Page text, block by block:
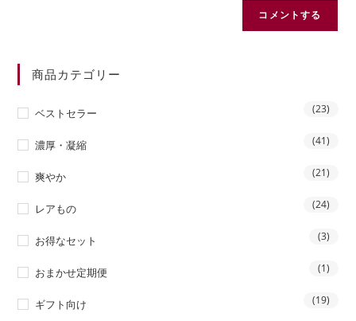
商品カテゴリー
ベストセラー (23)
濃厚・凝縮 (41)
爽やか (21)
レアもの (24)
お得なセット (3)
おまかせ定期便 (1)
ギフト向け (19)